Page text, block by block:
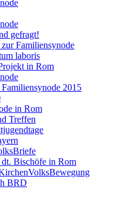
gefragt!
Familiensynode
laboris
in Rom
2015
in Rom
Treffen
Bischöfe in Rom
BRD